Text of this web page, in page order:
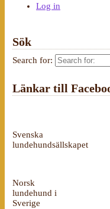
Log in
Sök
Search for:
Länkar till
Svenska
lundehundsällskapet
Norsk
lundehund i
Sverige